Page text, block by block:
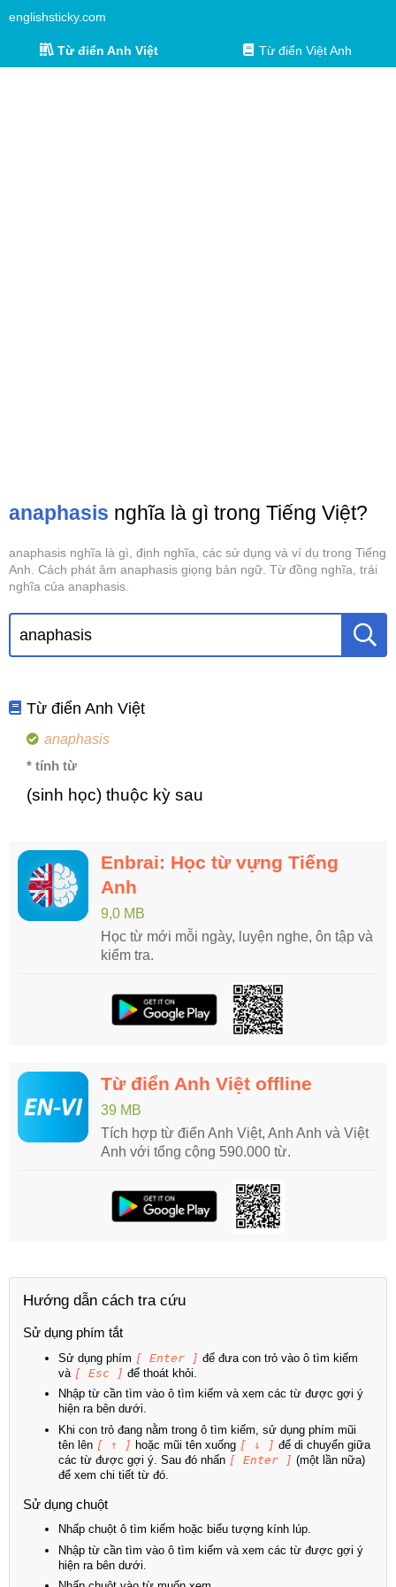
englishsticky.com
Từ điển Anh Việt Từ điển Việt Anh
anaphasis nghĩa là gì trong Tiếng Việt?
anaphasis nghĩa là gì, định nghĩa, các sử dụng và ví dụ trong Tiếng
Anh. Cách phát âm anaphasis giọng bản ngữ. Từ đồng nghĩa, trái
nghĩa của anaphasis.
Từ điển Anh Việt
anaphasis
* tính từ
(sinh học) thuộc kỳ sau
Enbrai: Học từ vựng Tiếng
Anh
9,0 MB
Học từ mới mỗi ngày, luyện nghe, ôn tập và
kiểm tra.
Từ điển Anh Việt offline
39 MB
Tích hợp từ điển Anh Việt, Anh Anh và Việt
Anh với tổng cộng 590.000 từ.
Hướng dẫn cách tra cứu
Sử dụng phím tắt
Sử dụng phím [ Enter ] để đưa con trỏ vào ô tìm kiếm
và [ Esc ] để thoát khỏi.
Nhập từ cần tìm vào ô tìm kiếm và xem các từ được gợi ý
hiện ra bên dưới.
Khi con trỏ đang nằm trong ô tìm kiếm, sử dụng phím mũi
tên lên [ ↑ ] hoặc mũi tên xuống [ ↓ ] để di chuyển giữa
các từ được gợi ý. Sau đó nhấn [ Enter ] (một lần nữa)
để xem chi tiết từ đó.
Sử dụng chuột
Nhấp chuột ô tìm kiếm hoặc biểu tượng kính lúp.
Nhập từ cần tìm vào ô tìm kiếm và xem các từ được gợi ý
hiện ra bên dưới.